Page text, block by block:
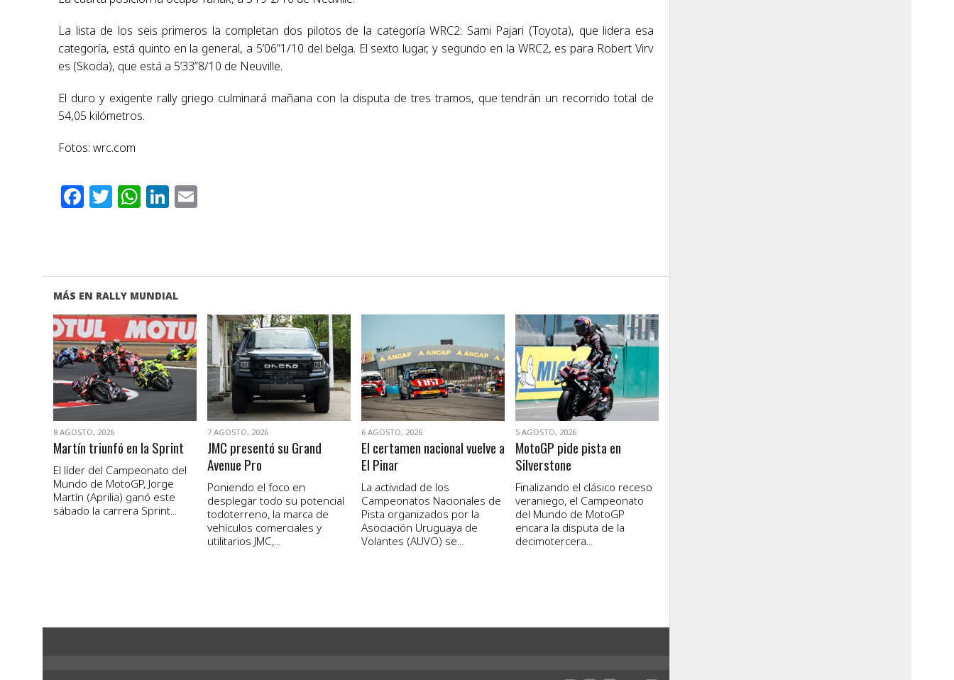
La lista de los seis primeros la completan dos pilotos de la categoría WRC2: Sami Pajari (Toyota), que lidera esa
categoría, está quinto en la general, a 5’06”1/10 del belga. El sexto lugar, y segundo en la WRC2, es para Robert Virv
es (Skoda), que está a 5’33”8/10 de Neuville.
El duro y exigente rally griego culminará mañana con la disputa de tres tramos, que tendrán un recorrido total de
54,05 kilómetros.
Fotos: wrc.com
Facebook
Twitter
WhatsApp
LinkedIn
MÁS EN RALLY MUNDIAL
VER NOTA
8 AGOSTO, 2026
Martín triunfó en la Sprint
El líder del Campeonato del
Mundo de MotoGP, Jorge
Martín (Aprilia) ganó este
sábado la carrera Sprint...
VER NOTA
7 AGOSTO, 2026
JMC presentó su Grand
Avenue Pro
Poniendo el foco en
desplegar todo su potencial
todoterreno, la marca de
vehículos comerciales y
utilitarios JMC,...
VER NOTA
6 AGOSTO, 2026
El certamen nacional vuelve a
El Pinar
La actividad de los
Campeonatos Nacionales de
Pista organizados por la
Asociación Uruguaya de
Volantes (AUVO) se...
VER NOTA
5 AGOSTO, 2026
MotoGP pide pista en
Silverstone
Finalizando el clásico receso
veraniego, el Campeonato
del Mundo de MotoGP
encara la disputa de la
decimotercera...